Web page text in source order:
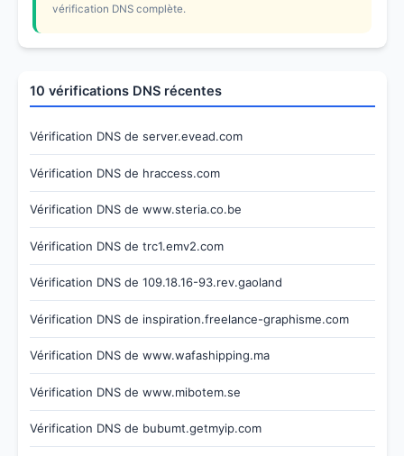
vérification DNS complète.
10 vérifications DNS récentes
Vérification DNS de server.evead.com
Vérification DNS de hraccess.com
Vérification DNS de www.steria.co.be
Vérification DNS de trc1.emv2.com
Vérification DNS de 109.18.16-93.rev.gaoland
Vérification DNS de inspiration.freelance-graphisme.com
Vérification DNS de www.wafashipping.ma
Vérification DNS de www.mibotem.se
Vérification DNS de bubumt.getmyip.com